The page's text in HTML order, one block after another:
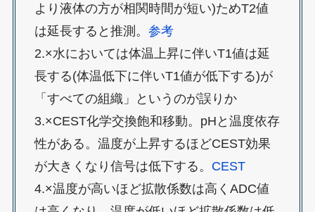
より液体の方が相関時間が短い)ためT2値
は延長すると推測。 参考
2.×水においては体温上昇に伴いT1値は延
長する(体温低下に伴いT1値が低下する)が
「すべての組織」というのが誤りか
3.×CEST化学交換飽和移動。pHと温度依存
性がある。温度が上昇するほどCEST効果
が大きくなり信号は低下する。 CEST
4.×温度が高いほど拡散係数は高くADC値